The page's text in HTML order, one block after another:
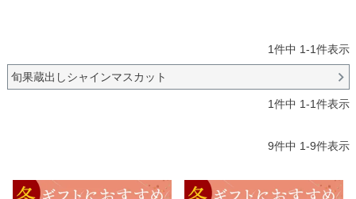
1件中 1-1件表示
旬果蔵出しシャインマスカット
1件中 1-1件表示
9件中 1-9件表示